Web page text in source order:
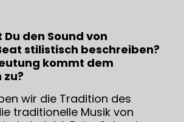
den Sound von
stilistisch beschreiben?
kommt dem
wir die Tradition des
traditionelle Musik von